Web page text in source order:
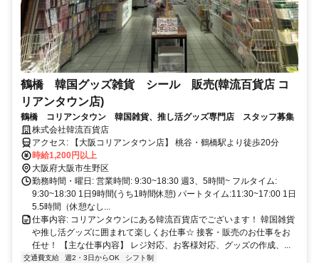
鶴橋 韓国グッズ雑貨 シール 販売(韓流百貨店 コ
リアンタウン店)
鶴橋 コリアンタウン 韓国雑貨、推し活グッズ専門店 スタッフ募集
株式会社韓流百貨店
アクセス: 【大阪コリアンタウン店】 桃谷・鶴橋駅より徒歩20分
時給1,200円以上
大阪府大阪市生野区
勤務時間・曜日: 営業時間: 9:30~18:30 週3、5時間~ フルタイム:
9:30~18:30 1日9時間(うち1時間休憩) パートタイム:11:30~17:00 1日
5.5時間（休憩なし...
仕事内容: コリアンタウンにある韓流百貨店でございます！ 韓国雑貨
や推し活グッズに囲まれて楽しくお仕事☆ 接客・販売のお仕事をお
任せ！ 【主な仕事内容】 レジ対応、お客様対応、グッズの作成、...
交通費支給 週2・3日からOK シフト制